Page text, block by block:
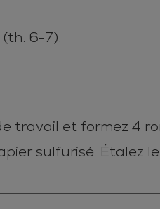
6-7).
travail et formez 4
sulfurisé. Étalez